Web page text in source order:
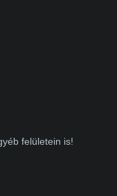
felületein is!